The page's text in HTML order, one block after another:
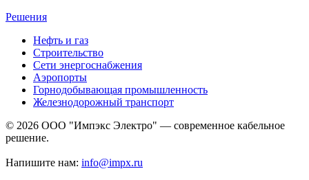
Решения
Нефть и газ
Строительство
Сети энергоснабжения
Аэропорты
Горнодобывающая промышленность
Железнодорожный транспорт
© 2026 ООО "Импэкс Электро" — современное кабельное
решение.
Напишите нам: info@impx.ru